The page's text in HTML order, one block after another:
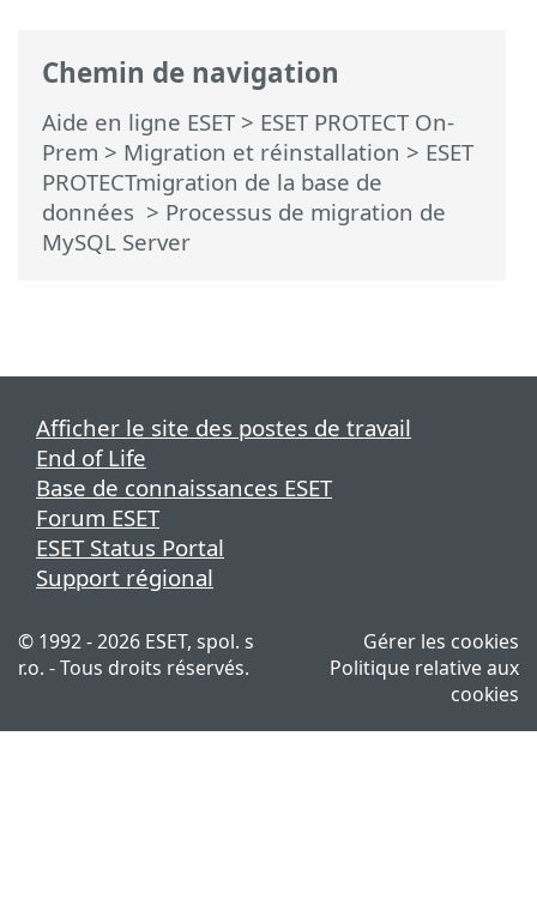
Chemin de navigation
Aide en ligne ESET> ESET PROTECT On-
Prem > Migration et réinstallation > ESET
PROTECTmigration de la base de
données > Processus de migration de
MySQL Server
Afficher le site des postes de travail
End of Life
Base de connaissances ESET
Forum ESET
ESET Status Portal
Support régional
© 1992 - 2026 ESET, spol. s
r.o. - Tous droits réservés.
Gérer les cookies
Politique relative aux
cookies